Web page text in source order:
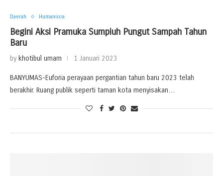
Daerah Humaniora
Begini Aksi Pramuka Sumpiuh Pungut Sampah Tahun
Baru
by khotibul umam 1 Januari 2023
BANYUMAS-Euforia perayaan pergantian tahun baru 2023 telah
berakhir. Ruang publik seperti taman kota menyisakan…